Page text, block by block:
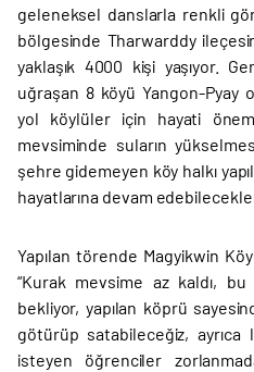
geleneksel danslarla renkli
bölgesinde Tharwarddy
yaklaşık 4000 kişi yaşıyor.
uğraşan 8 köyü Yangon-Pyay
yol köylüler için hayati
mevsiminde suların
şehre gidemeyen köy halkı
hayatlarına devam
Yapılan törende Magyikwin
“Kurak mevsime az kaldı,
bekliyor, yapılan köprü
götürüp satabileceğiz,
isteyen öğrenciler